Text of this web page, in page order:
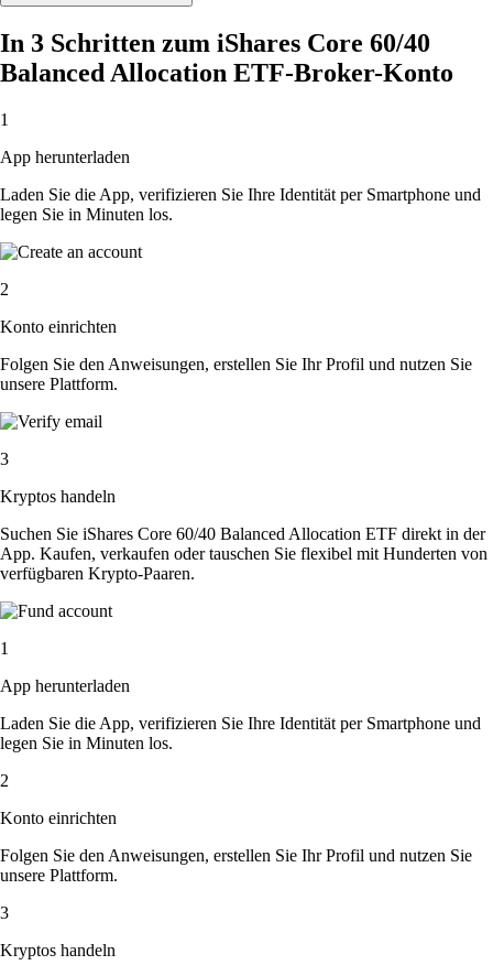
In 3 Schritten zum iShares Core 60/40
Balanced Allocation ETF-Broker-Konto
1
App herunterladen
Laden Sie die App, verifizieren Sie Ihre Identität per Smartphone und
legen Sie in Minuten los.
2
Konto einrichten
Folgen Sie den Anweisungen, erstellen Sie Ihr Profil und nutzen Sie
unsere Plattform.
3
Kryptos handeln
Suchen Sie iShares Core 60/40 Balanced Allocation ETF direkt in der
App. Kaufen, verkaufen oder tauschen Sie flexibel mit Hunderten von
verfügbaren Krypto-Paaren.
1
App herunterladen
Laden Sie die App, verifizieren Sie Ihre Identität per Smartphone und
legen Sie in Minuten los.
2
Konto einrichten
Folgen Sie den Anweisungen, erstellen Sie Ihr Profil und nutzen Sie
unsere Plattform.
3
Kryptos handeln